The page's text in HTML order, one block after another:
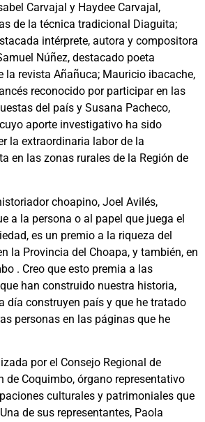
Carvajal y Haydee Carvajal,
de la técnica tradicional Diaguita;
intérprete, autora y compositora
Núñez, destacado poeta
la revista Añañuca; Mauricio ibacache,
reconocido por participar en las
del país y Susana Pacheco,
aporte investigativo ha sido
la extraordinaria labor de la
en las zonas rurales de la Región de
choapino, Joel Avilés,
a la persona o al papel que juega el
es un premio a la riqueza del
la Provincia del Choapa, y también, en
. Creo que esto premia a las
han construido nuestra historia,
día construyen país y que he tratado
personas en las páginas que he
por el Consejo Regional de
de Coquimbo, órgano representativo
culturales y patrimoniales que
de sus representantes, Paola